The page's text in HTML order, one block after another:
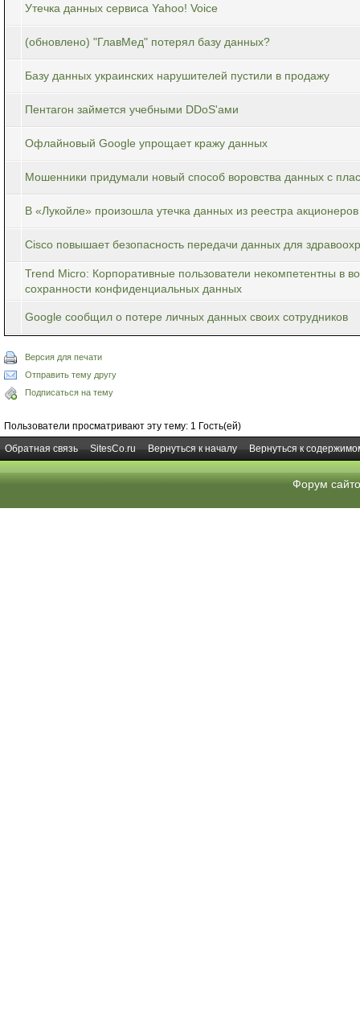
Утечка данных сервиса Yahoo! Voice
(обновлено) "ГлавМед" потерял базу данных?
Базу данных украинских нарушителей пустили в продажу
Пентагон займется учебными DDoS'ами
Офлайновый Google упрощает кражу данных
Мошенники придумали новый способ воровства данных с
В «Лукойле» произошла утечка данных из реестра акционеров
Cisco повышает безопасность передачи данных для
Trend Micro: Корпоративные пользователи некомпетентны в
сохранности конфиденциальных данных
Google сообщил о потере личных данных своих сотрудников
Версия для печати
Отправить тему другу
Подписаться на тему
Пользователи просматривают эту тему: 1 Гость(ей)
Обратная связь
SitesCo.ru Вернуться к началу Вернуться к
Форум